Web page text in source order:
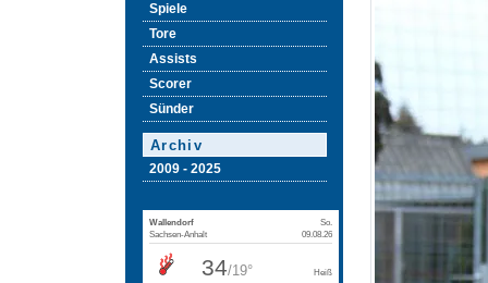
Spiele
Tore
Assists
Scorer
Sünder
Archiv
2009 - 2025